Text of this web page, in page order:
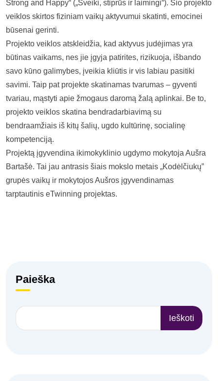
Strong and Happy“ („Sveiki, stiprūs ir laimingi“). Šio projekto
veiklos skirtos fiziniam vaikų aktyvumui skatinti, emocinei
būsenai gerinti.
Projekto veiklos atskleidžia, kad aktyvus judėjimas yra
būtinas vaikams, nes jie įgyja patirites, rizikuoja, išbando
savo kūno galimybes, įveikia kliūtis ir vis labiau pasitiki
savimi. Taip pat projekte skatinamas tvarumas – gyventi
tvariau, mąstyti apie žmogaus daromą žalą aplinkai. Be to,
projekto veiklos skatina bendradarbiavimą su
bendraamžiais iš kitų šalių, ugdo kultūrinę, socialinę
kompetenciją.
Projektą įgyvendina ikimokyklinio ugdymo mokytoja Aušra
Bartašė. Tai jau antrasis šiais mokslo metais „Kodėlčiukų”
grupės vaikų ir mokytojos Aušros įgyvendinamas
tarptautinis eTwinning projektas.
Paieška
Ieškoti